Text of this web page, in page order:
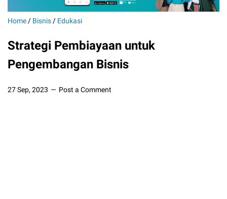
Home / Bisnis / Edukasi
Strategi Pembiayaan untuk
Pengembangan Bisnis
27 Sep, 2023 Post a Comment